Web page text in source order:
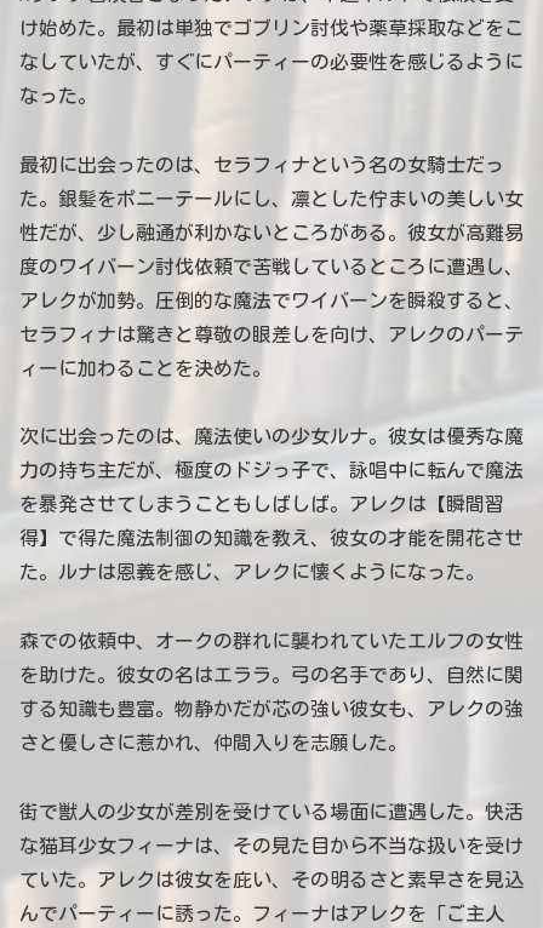
け始めた。最初は単独でゴブリン討伐や薬草採取などをこ
なしていたが、すぐにパーティーの必要性を感じるように
なった。
最初に出会ったのは、セラフィナという名の女騎士だっ
た。銀髪をポニーテールにし、凛とした佇まいの美しい女
性だが、少し融通が利かないところがある。彼女が高難易
度のワイバーン討伐依頼で苦戦しているところに遭遇し、
アレクが加勢。圧倒的な魔法でワイバーンを瞬殺すると、
セラフィナは驚きと尊敬の眼差しを向け、アレクのパーテ
ィーに加わることを決めた。
次に出会ったのは、魔法使いの少女ルナ。彼女は優秀な魔
力の持ち主だが、極度のドジっ子で、詠唱中に転んで魔法
を暴発させてしまうこともしばしば。アレクは【瞬間習
得】で得た魔法制御の知識を教え、彼女の才能を開花させ
た。ルナは恩義を感じ、アレクに懐くようになった。
森での依頼中、オークの群れに襲われていたエルフの女性
を助けた。彼女の名はエララ。弓の名手であり、自然に関
する知識も豊富。物静かだが芯の強い彼女も、アレクの強
さと優しさに惹かれ、仲間入りを志願した。
街で獣人の少女が差別を受けている場面に遭遇した。快活
な猫耳少女フィーナは、その見た目から不当な扱いを受け
ていた。アレクは彼女を庇い、その明るさと素早さを見込
んでパーティーに誘った。フィーナはアレクを「ご主人